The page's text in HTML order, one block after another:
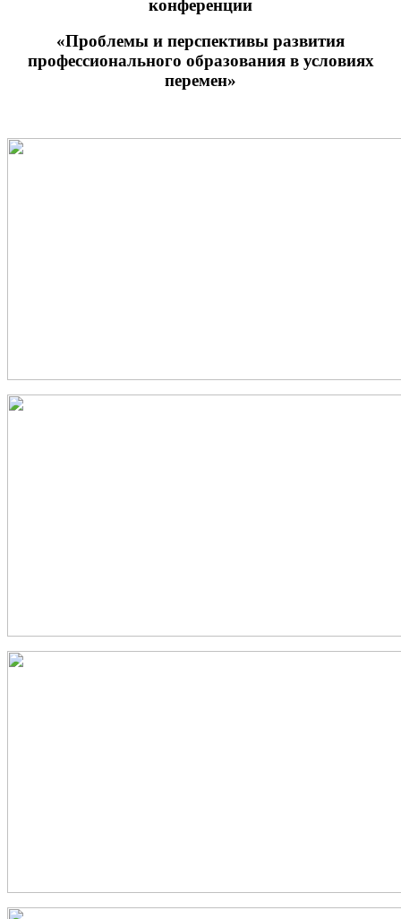
конференции
«Проблемы и перспективы развития
профессионального образования в условиях
перемен»